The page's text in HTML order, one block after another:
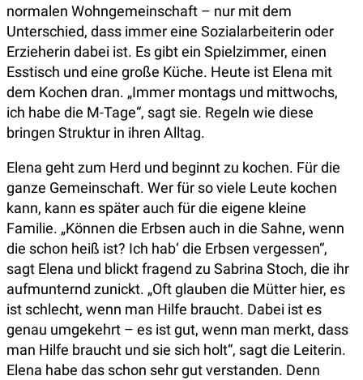
normalen Wohngemeinschaft – nur mit dem
Unterschied, dass immer eine Sozialarbeiterin oder
Erzieherin dabei ist. Es gibt ein Spielzimmer, einen
Esstisch und eine große Küche. Heute ist Elena mit
dem Kochen dran. „Immer montags und mittwochs,
ich habe die M-Tage“, sagt sie. Regeln wie diese
bringen Struktur in ihren Alltag.
Elena geht zum Herd und beginnt zu kochen. Für die
ganze Gemeinschaft. Wer für so viele Leute kochen
kann, kann es später auch für die eigene kleine
Familie. „Können die Erbsen auch in die Sahne, wenn
die schon heiß ist? Ich hab‘ die Erbsen vergessen“,
sagt Elena und blickt fragend zu Sabrina Stoch, die ihr
aufmunternd zunickt. „Oft glauben die Mütter hier, es
ist schlecht, wenn man Hilfe braucht. Dabei ist es
genau umgekehrt – es ist gut, wenn man merkt, dass
man Hilfe braucht und sie sich holt“, sagt die Leiterin.
Elena habe das schon sehr gut verstanden. Denn